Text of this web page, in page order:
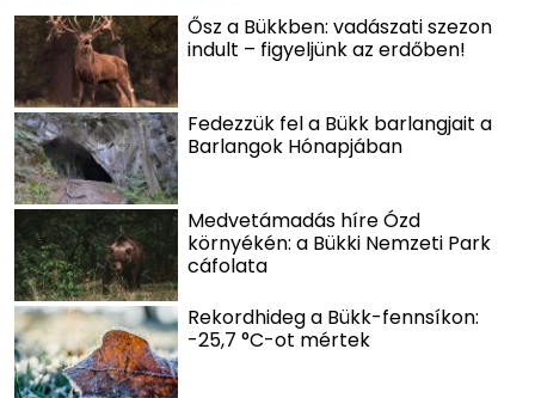
Ősz a Bükkben: vadászati szezon
indult – figyeljünk az erdőben!
Fedezzük fel a Bükk barlangjait a
Barlangok Hónapjában
Medvetámadás híre Ózd
környékén: a Bükki Nemzeti Park
cáfolata
Rekordhideg a Bükk-fennsíkon:
-25,7 °C-ot mértek